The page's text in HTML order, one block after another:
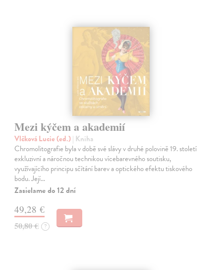
Mezi kýčem a akademií
Vlčková Lucie (ed.)| Kniha
Chromolitografie byla v době své slávy v druhé polovině 19. století
exkluzivní a náročnou technikou vícebarevného soutisku,
využívajícího principu sčítání barev a optického efektu tiskového
bodu. Její…
Zasielame do 12 dní
49,28 €
50,80 € ?